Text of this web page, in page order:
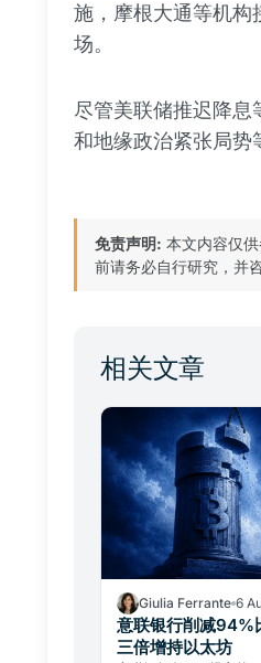
施，摩根大通等机构
场。
尽管美联储推迟降息
和地缘政治紧张局势
免责声明: 本文内容仅
前请务必自行研究，并
相关文章
Giulia Ferrante 6
意联银行削减94%
三倍增持以太坊